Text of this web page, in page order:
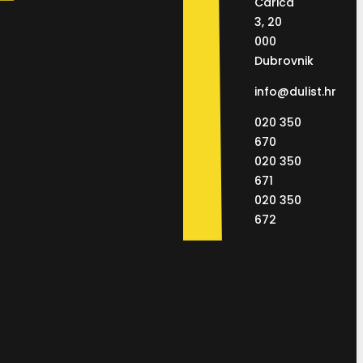
3, 20
000
Dubrovnik
info@dulist.hr
020 350
670
020 350
671
020 350
672